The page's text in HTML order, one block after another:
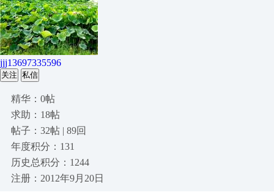
jjj13697335596
关注 私信
精华：0帖
求助：18帖
帖子：32帖 | 89回
年度积分：131
历史总积分：1244
注册：2012年9月20日